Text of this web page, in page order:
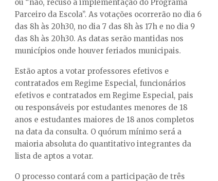
ou “não, recuso a implementação do Programa
Parceiro da Escola”. As votações ocorrerão no dia 6
das 8h às 20h30, no dia 7 das 8h às 17h e no dia 9
das 8h às 20h30. As datas serão mantidas nos
municípios onde houver feriados municipais.
Estão aptos a votar professores efetivos e
contratados em Regime Especial, funcionários
efetivos e contratados em Regime Especial, pais
ou responsáveis por estudantes menores de 18
anos e estudantes maiores de 18 anos completos
na data da consulta. O quórum mínimo será a
maioria absoluta do quantitativo integrantes da
lista de aptos a votar.
O processo contará com a participação de três